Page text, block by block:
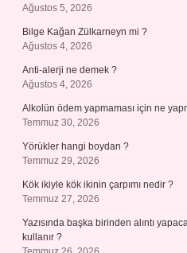
Ağustos 5, 2026
Bilge Kağan Zülkarneyn mi ?
Ağustos 4, 2026
Anti-alerji ne demek ?
Ağustos 4, 2026
Alkolün ödem yapmaması için ne
Temmuz 30, 2026
Yörükler hangi boydan ?
Temmuz 29, 2026
Kök ikiyle kök ikinin çarpımı nedir ?
Temmuz 27, 2026
Yazısında başka birinden alıntı
kullanır ?